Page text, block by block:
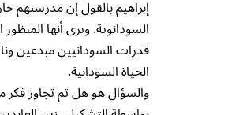
إبراهيم بالقول إن
السودانوية. ويرى أنها
قدرات السودانيين مبدعين
الحياة السودانية.
والسؤال هو هل تم تجاوز فكر